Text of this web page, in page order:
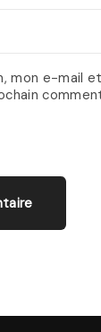
mon e-mail